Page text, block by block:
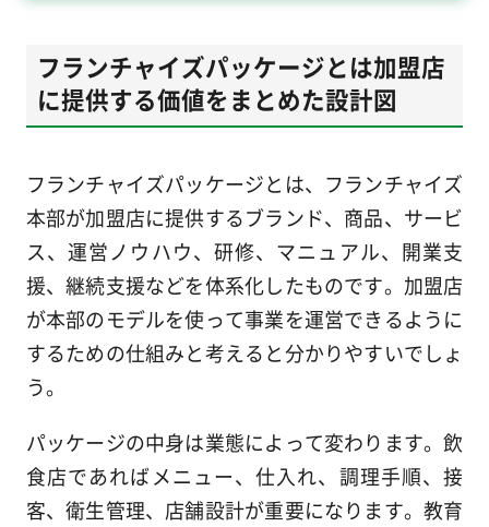
フランチャイズパッケージとは加盟店
に提供する価値をまとめた設計図
フランチャイズパッケージとは、フランチャイズ
本部が加盟店に提供するブランド、商品、サービ
ス、運営ノウハウ、研修、マニュアル、開業支
援、継続支援などを体系化したものです。加盟店
が本部のモデルを使って事業を運営できるように
するための仕組みと考えると分かりやすいでしょ
う。
パッケージの中身は業態によって変わります。飲
食店であればメニュー、仕入れ、調理手順、接
客、衛生管理、店舗設計が重要になります。教育